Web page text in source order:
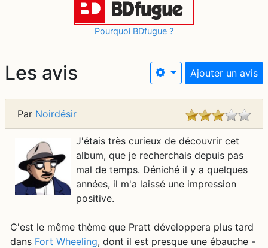
Pourquoi BDfugue ?
Les avis Ajouter un avis
Par Noirdésir
J'étais très curieux de découvrir cet
album, que je recherchais depuis pas
mal de temps. Déniché il y a quelques
années, il m'a laissé une impression
positive.
C'est le même thème que Pratt développera plus tard
dans Fort Wheeling, dont il est presque une ébauche -